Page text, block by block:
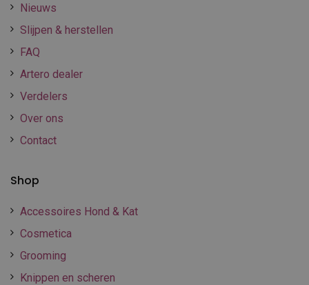
Nieuws
Slijpen & herstellen
FAQ
Artero dealer
Verdelers
Over ons
Contact
Shop
Accessoires Hond & Kat
Cosmetica
Grooming
Knippen en scheren